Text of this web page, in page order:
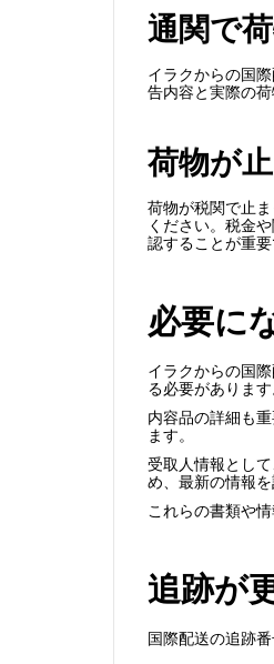
通関で
イラクからの国
告内容と実際の
荷物が
荷物が税関で止
ください。税金
認することが重
必要に
イラクからの国
る必要がありま
内容品の詳細も
ます。
受取人情報とし
め、最新の情報を
これらの書類や
追跡が
国際配送の追跡